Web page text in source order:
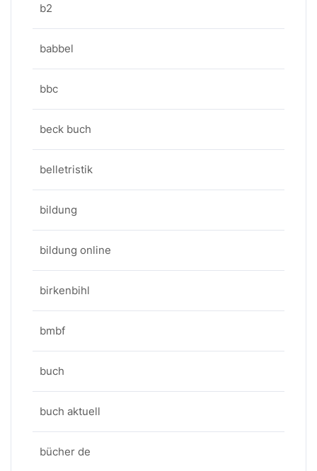
b2
babbel
bbc
beck buch
belletristik
bildung
bildung online
birkenbihl
bmbf
buch
buch aktuell
bücher de